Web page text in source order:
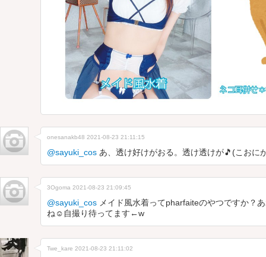
onesanakb48 2021-08-23 21:11:15
@sayuki_cos あ、透け好けがおる。透け透けが🎵(こおに
3Ogoma 2021-08-23 21:09:45
@sayuki_cos メイド風水着ってpharfaiteのやつですか？
ね☺️自撮り待ってます←w
Twe_kare 2021-08-23 21:11:02